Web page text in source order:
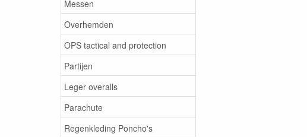
Messen
Overhemden
OPS tactical and protection
Partijen
Leger overalls
Parachute
Regenkleding Poncho's